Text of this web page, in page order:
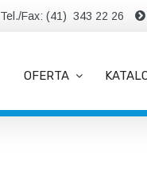
Tel./Fax: (41) 343 22 26
OFERTA